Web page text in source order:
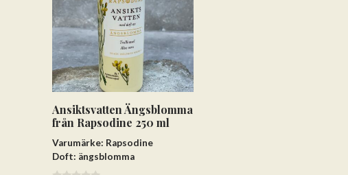
Ansiktsvatten Ängsblomma
från Rapsodine 250 ml
Varumärke: Rapsodine
Doft: ängsblomma